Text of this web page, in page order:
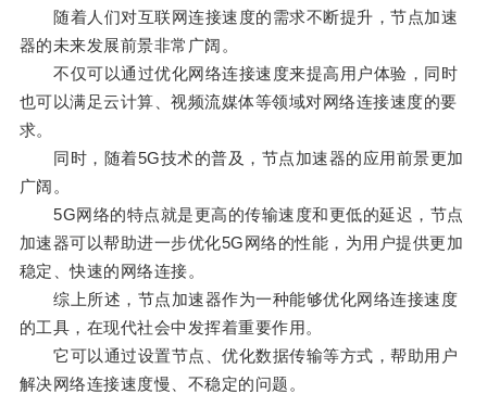
随着人们对互联网连接速度的需求不断提升，节点加速
器的未来发展前景非常广阔。
不仅可以通过优化网络连接速度来提高用户体验，同时
也可以满足云计算、视频流媒体等领域对网络连接速度的要
求。
同时，随着5G技术的普及，节点加速器的应用前景更加
广阔。
5G网络的特点就是更高的传输速度和更低的延迟，节点
加速器可以帮助进一步优化5G网络的性能，为用户提供更加
稳定、快速的网络连接。
综上所述，节点加速器作为一种能够优化网络连接速度
的工具，在现代社会中发挥着重要作用。
它可以通过设置节点、优化数据传输等方式，帮助用户
解决网络连接速度慢、不稳定的问题。